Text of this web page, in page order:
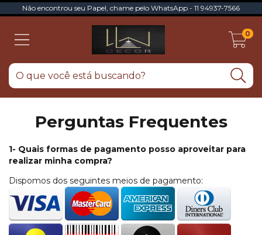
Não encontrou seu Papel, chame pelo WhatsApp - 11 94937-7566
0
Perguntas Frequentes
1- Quais formas de pagamento posso aproveitar para
realizar minha compra?
Dispomos dos seguintes meios de pagamento: